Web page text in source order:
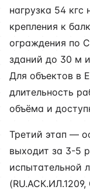
нагрузка 54 кгс
крепления к
ограждения по
зданий до 30 м
Для объектов в
длительность
объёма и
Третий этап —
выходит за 3-5
испытательной